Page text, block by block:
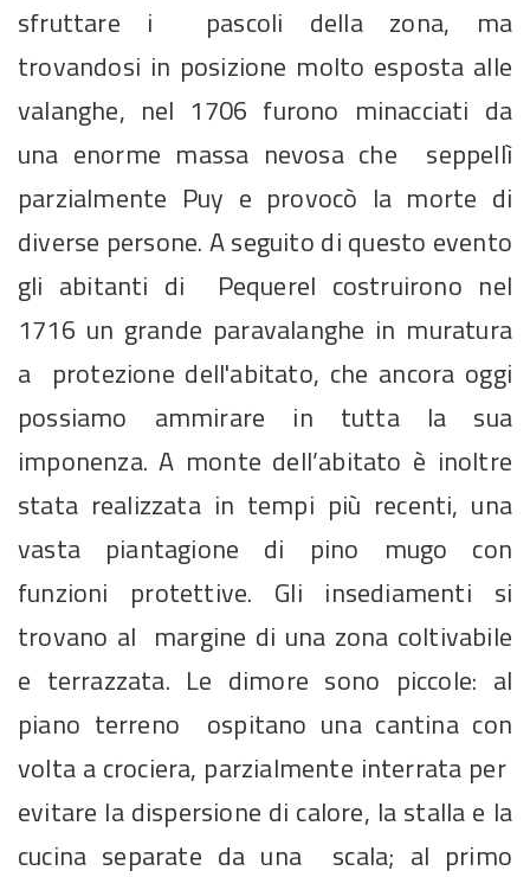
sfruttare i pascoli della zona, ma
trovandosi in posizione molto esposta alle
valanghe, nel 1706 furono minacciati da
una enorme massa nevosa che seppellì
parzialmente Puy e provocò la morte di
diverse persone. A seguito di questo evento
gli abitanti di Pequerel costruirono nel
1716 un grande paravalanghe in muratura
a protezione dell'abitato, che ancora oggi
possiamo ammirare in tutta la sua
imponenza. A monte dell’abitato è inoltre
stata realizzata in tempi più recenti, una
vasta piantagione di pino mugo con
funzioni protettive. Gli insediamenti si
trovano al margine di una zona coltivabile
e terrazzata. Le dimore sono piccole: al
piano terreno ospitano una cantina con
volta a crociera, parzialmente interrata per
evitare la dispersione di calore, la stalla e la
cucina separate da una scala; al primo